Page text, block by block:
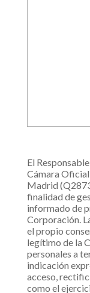
El
Cámara
Madrid
finalidad de
informado de
Corporación.
el propio
legítimo de la
personales a
indicación
acceso,
como el